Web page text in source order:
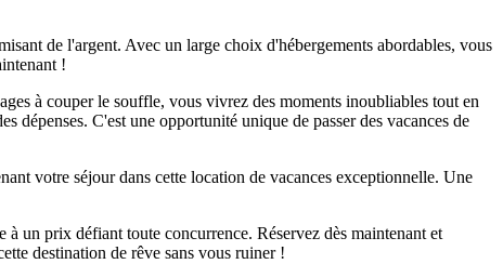
de l'argent. Avec un large choix d'hébergements abordables, vous
!
à couper le souffle, vous vivrez des moments inoubliables tout en
dépenses. C'est une opportunité unique de passer des vacances de
votre séjour dans cette location de vacances exceptionnelle. Une
un prix défiant toute concurrence. Réservez dès maintenant et
destination de rêve sans vous ruiner !